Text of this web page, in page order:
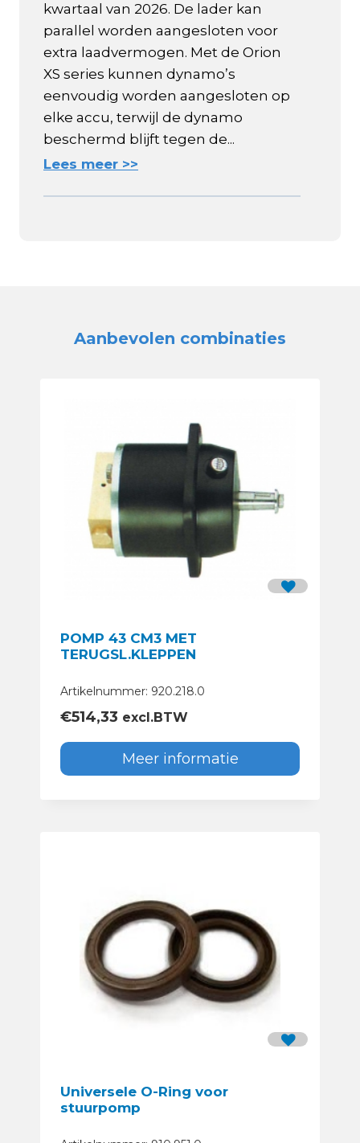
kwartaal van 2026. De lader kan
parallel worden aangesloten voor
extra laadvermogen. Met de Orion
XS series kunnen dynamo’s
eenvoudig worden aangesloten op
elke accu, terwijl de dynamo
beschermd blijft tegen de...
Lees meer >>
Aanbevolen combinaties
POMP 43 CM3 MET
TERUGSL.KLEPPEN
Artikelnummer: 920.218.0
€514,33 excl.BTW
Meer informatie
Universele O-Ring voor
stuurpomp